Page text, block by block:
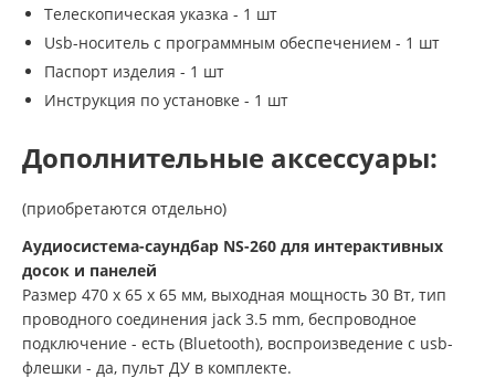
Телескопическая указка - 1 шт
Usb-носитель с программным обеспечением - 1 шт
Паспорт изделия - 1 шт
Инструкция по установке - 1 шт
Дополнительные аксессуары:
(приобретаются отдельно)
Аудиосистема-саундбар NS-260 для интерактивных
досок и панелей
Размер 470 х 65 х 65 мм, выходная мощность 30 Вт, тип
проводного соединения jack 3.5 mm, беспроводное
подключение - есть (Bluetooth), воспроизведение с usb-
флешки - да, пульт ДУ в комплекте.